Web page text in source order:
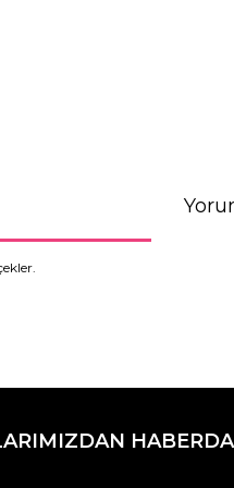
için teşekkür ederiz.
bozuk veya